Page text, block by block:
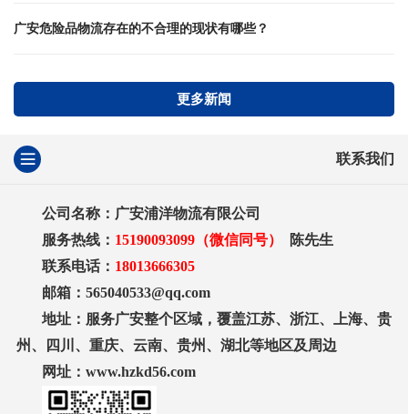
广安危险品物流存在的不合理的现状有哪些？
更多新闻
联系我们
公司名称：广安浦洋物流有限公司
服务热线： 15190093099（微信同号）
陈先生
联系电话： 18013666305
邮箱：565040533@qq.com
地址：服务广安整个区域，覆盖江苏、浙江、上海、贵
州、四川、重庆、云南、贵州、湖北等地区及周边
网址：www.hzkd56.com